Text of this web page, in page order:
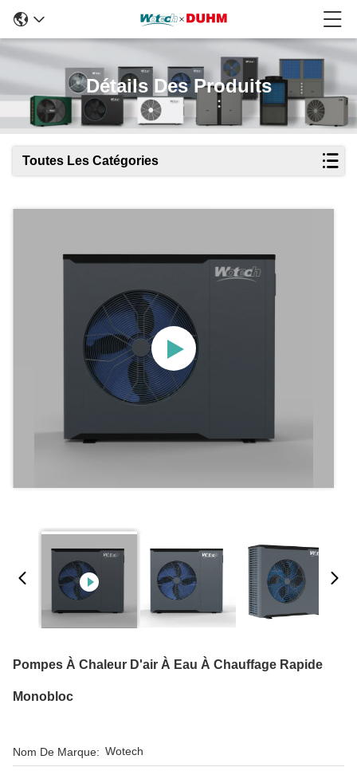
Détails Des Produits
Toutes Les Catégories
Pompes À Chaleur D'air À Eau À Chauffage Rapide
Monobloc
Nom De Marque: Wotech